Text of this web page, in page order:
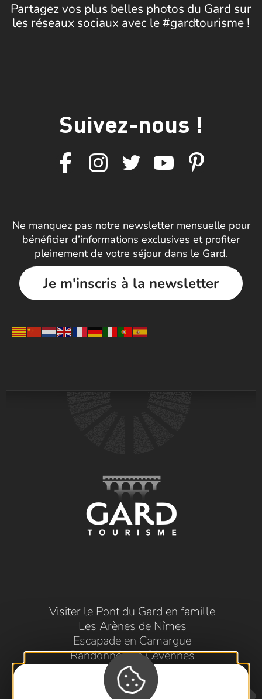
Partagez vos plus belles photos du Gard sur
les réseaux sociaux avec le #gardtourisme !
Suivez-nous !
Ne manquez pas notre newsletter mensuelle pour
bénéficier d’informations exclusives et profiter
pleinement de votre séjour dans le Gard.
Je m'inscris à la newsletter
Visiter le Pont du Gard en famille
Les Arènes de Nîmes
Escapade en Camargue
Randonnée en Cévennes